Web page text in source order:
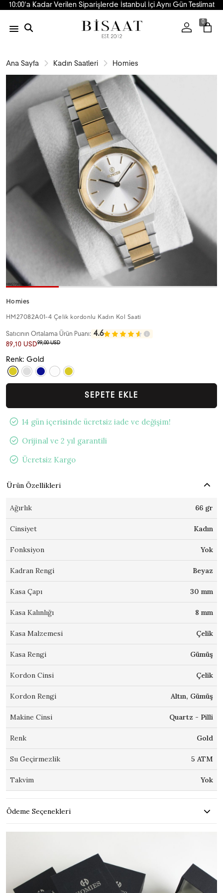
10:00'a Kadar Verilen Siparişlerde İstanbul İçi Aynı Gün Teslimat
0
Ana Sayfa Kadın Saatleri Homies
Homies
HM27082A01-4 Çelik kordonlu Kadın Kol Saati
Satıcının Ortalama Ürün Puanı: 4.6
89,10 USD99,00 USD
Renk: Gold
SEPETE EKLE
14 gün içerisinde ücretsiz iade ve değişim!
Orijinal ve 2 yıl garantili
Ücretsiz Kargo
Ürün Özellikleri
Ağırlık 66 gr
Cinsiyet Kadın
Fonksiyon Yok
Kadran Rengi Beyaz
Kasa Çapı 30 mm
Kasa Kalınlığı 8 mm
Kasa Malzemesi Çelik
Kasa Rengi Gümüş
Kordon Cinsi Çelik
Kordon Rengi Altın, Gümüş
Makine Cinsi Quartz - Pilli
Renk Gold
Su Geçirmezlik 5 ATM
Takvim Yok
Ödeme Seçenekleri